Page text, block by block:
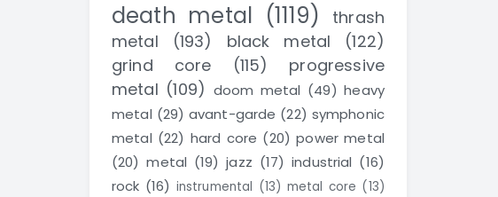
death metal (1119)
thrash
metal
(193) black metal
(122)
grind core
(115)
progressive
metal (109) doom metal (49) heavy
metal (29) avant-garde (22) symphonic
metal (22) hard core (20) power metal
(20) metal (19) jazz (17) industrial (16)
rock (16) instrumental (13) metal core (13)